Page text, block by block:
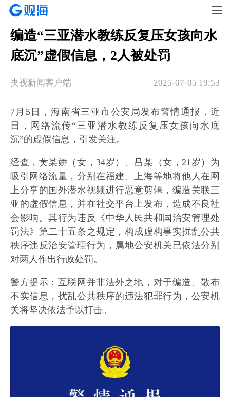
编造“三亚潜水教练反复压女孩向水
底沉”虚假信息，2人被处罚
2025-07-05 19:53
央视新闻客户端
7月5日，海南省三亚市公安局发布警情通报，近
日，网络流传“三亚潜水教练反复压女孩向水底
沉”的虚假信息，引发关注。
经查，黄某娇（女，34岁）、吕某（女，21岁）为
吸引网络流量，分别在福建、上海等地将他人在网
上分享的国外潜水视频进行恶意剪辑，编造关联三
亚的虚假信息，并在社交平台上发布，造成不良社
会影响。其行为违反《中华人民共和国治安管理处
罚法》第二十五条之规定，构成虚构事实扰乱公共
秩序违反治安管理行为，属地公安机关已依法分别
对两人作出行政处罚。
警方提示：互联网并非法外之地，对于编造、散布
不实信息，扰乱公共秩序的违法犯罪行为，公安机
关将坚决依法予以打击。